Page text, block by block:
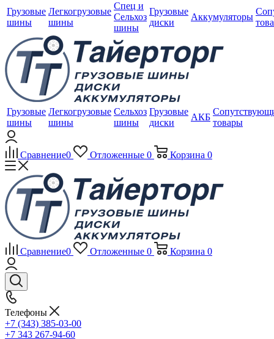
Грузовые
шины
Легкогрузовые
шины
Спец и
Сельхоз
шины
Грузовые
диски
Аккумуляторы
Грузовые
шины
Легкогрузовые
шины
Сельхоз
шины
Грузовые
диски
АКБ
товары
Сравнение0 Отложенные 0 Корзина 0
Сравнение0 Отложенные 0 Корзина 0
Телефоны
+7 (343) 385-03-00
+7 343 267-94-60